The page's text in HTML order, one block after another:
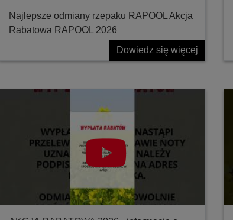
Najlepsze odmiany rzepaku RAPOOL Akcja
Rabatowa RAPOOL 2026
Dowiedz się więcej